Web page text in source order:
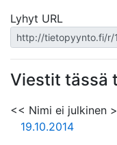
Lyhyt URL
Viestit tässä
<< Nimi ei julkinen
19.10.2014